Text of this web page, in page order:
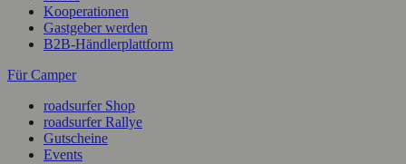
Kooperationen
Gastgeber werden
B2B-Händlerplattform
Für Camper
roadsurfer Shop
roadsurfer Rallye
Gutscheine
Events